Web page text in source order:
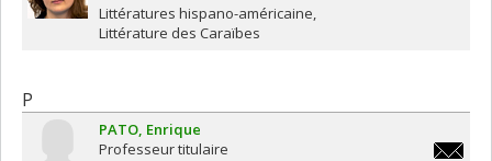
Littératures hispano-américaine
Littérature des Caraïbes
P
PATO Enrique
Professeur titulaire